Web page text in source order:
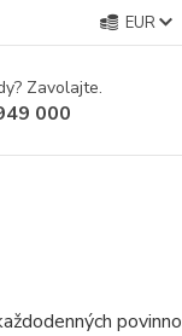
EUR
Zavolajte.
000